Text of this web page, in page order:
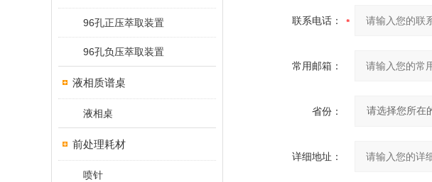
96孔正压萃取装置
96孔负压萃取装置
液相质谱桌
液相桌
前处理耗材
喷针
联系电话：
常用邮箱：
省份：
详细地址：